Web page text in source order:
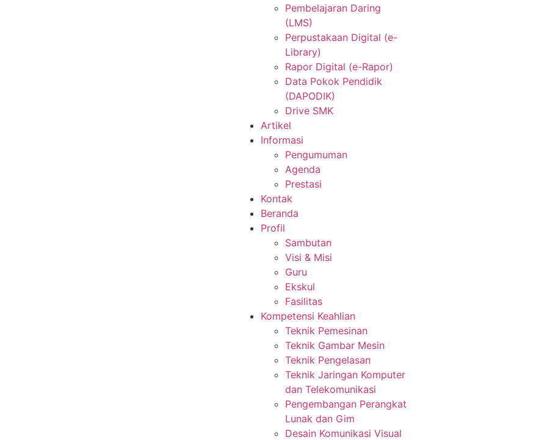
Pembelajaran Daring
(LMS)
Perpustakaan Digital (e-
Library)
Rapor Digital (e-Rapor)
Data Pokok Pendidik
(DAPODIK)
Drive SMK
Artikel
Informasi
Pengumuman
Agenda
Prestasi
Kontak
Beranda
Profil
Sambutan
Visi & Misi
Guru
Ekskul
Fasilitas
Kompetensi Keahlian
Teknik Pemesinan
Teknik Gambar Mesin
Teknik Pengelasan
Teknik Jaringan Komputer
dan Telekomunikasi
Pengembangan Perangkat
Lunak dan Gim
Desain Komunikasi Visual